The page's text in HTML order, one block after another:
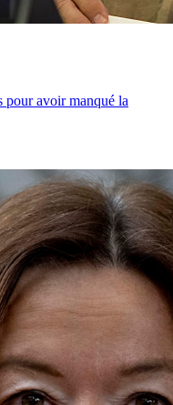
pour avoir manqué la